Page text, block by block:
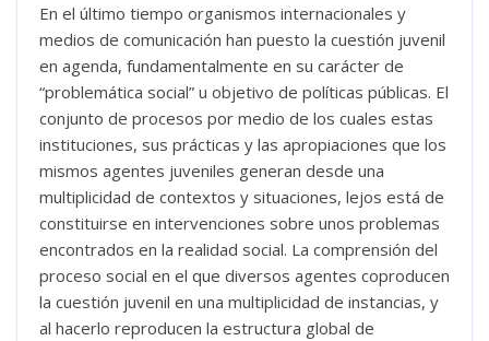
En el último tiempo organismos internacionales y
medios de comunicación han puesto la cuestión juvenil
en agenda, fundamentalmente en su carácter de
“problemática social” u objetivo de políticas públicas. El
conjunto de procesos por medio de los cuales estas
instituciones, sus prácticas y las apropiaciones que los
mismos agentes juveniles generan desde una
multiplicidad de contextos y situaciones, lejos está de
constituirse en intervenciones sobre unos problemas
encontrados en la realidad social. La comprensión del
proceso social en el que diversos agentes coproducen
la cuestión juvenil en una multiplicidad de instancias, y
al hacerlo reproducen la estructura global de